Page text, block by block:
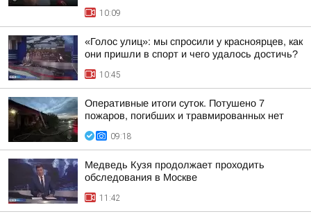
10:09
«Голос улиц»: мы спросили у красноярцев, как
они пришли в спорт и чего удалось достичь?
10:45
Оперативные итоги суток. Потушено 7
пожаров, погибших и травмированных нет
09:18
Медведь Кузя продолжает проходить
обследования в Москве
11:42